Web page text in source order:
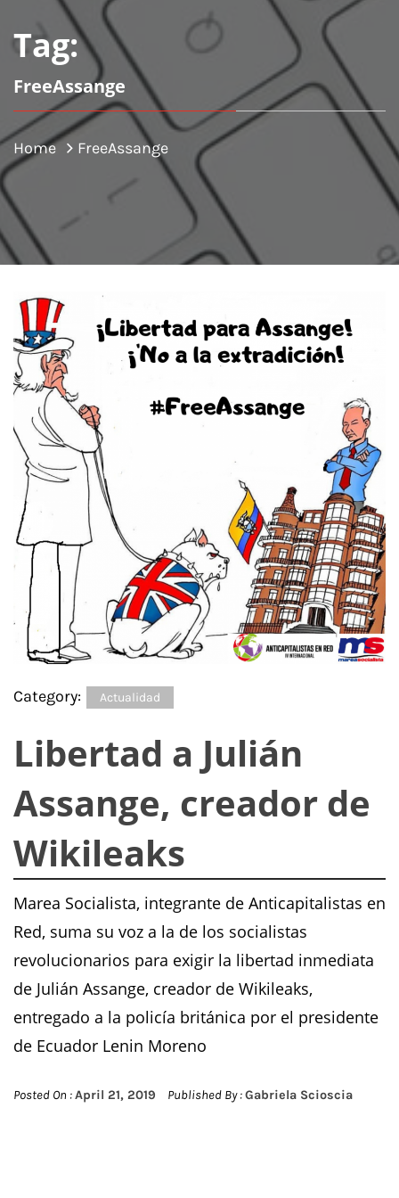
Tag:
FreeAssange
Home FreeAssange
Category: Actualidad
Libertad a Julián
Assange, creador de
Wikileaks
Marea Socialista, integrante de Anticapitalistas en
Red, suma su voz a la de los socialistas
revolucionarios para exigir la libertad inmediata
de Julián Assange, creador de Wikileaks,
entregado a la policía británica por el presidente
de Ecuador Lenin Moreno
Posted On :April 21, 2019 Published By :Gabriela Scioscia